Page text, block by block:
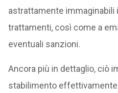
astrattamente immaginabili
trattamenti, così come a
eventuali sanzioni.
Ancora più in dettaglio, ciò
stabilimento